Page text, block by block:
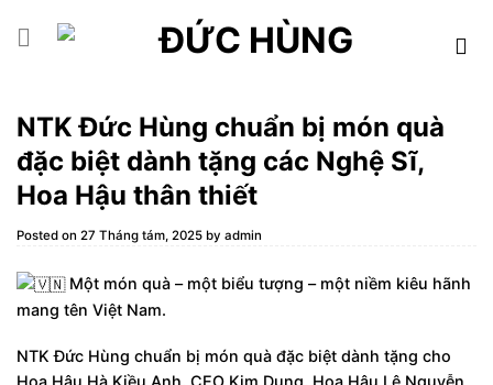
NTK Đức Hùng chuẩn bị món quà
đặc biệt dành tặng các Nghệ Sĩ,
Hoa Hậu thân thiết
Posted on 27 Tháng tám, 2025 by admin
Một món quà – một biểu tượng – một niềm kiêu hãnh
mang tên Việt Nam.
NTKĐức Hùng chuẩn bị món quà đặc biệt dành tặng cho
Hoa Hậu Hà Kiều Anh, CEO Kim Dung, Hoa Hậu Lê Nguyễn